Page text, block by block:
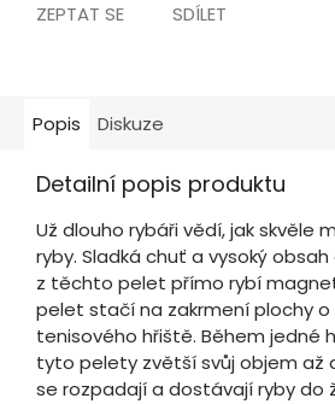
ZEPTAT SE SDÍLET
Popis Diskuze
Detailní popis produktu
Už dlouho rybáři vědí, jak skvěle
ryby. Sladká chuť a vysoký
z těchto pelet přímo rybí
pelet stačí na zakrmení plochy o
tenisového hřiště. Během jedné
tyto pelety zvětší svůj objem až
se rozpadají a dostávají ryby do